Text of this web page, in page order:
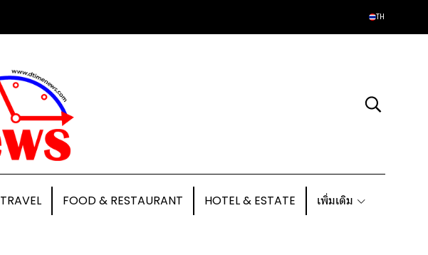
TH
TRAVEL FOOD & RESTAURANT HOTEL & ESTATE เพิ่มเติม